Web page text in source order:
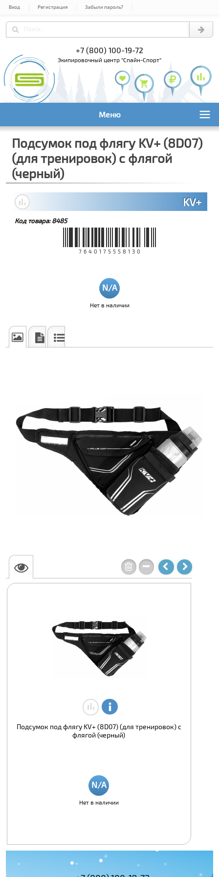
Вход Регистрация Забыли пароль?
+7 (800) 100-19-72
экипировочный центр "Спайн-Спорт"
Меню
Подсумок под флягу KV+ (8D07)
(для тренировок) с флягой
(черный)
KV+
Код товара: 8485
7640175558130
Нет в наличии
Подсумок под флягу KV+ (8D07) (для тренировок) с
флягой (черный)
Нет в наличии